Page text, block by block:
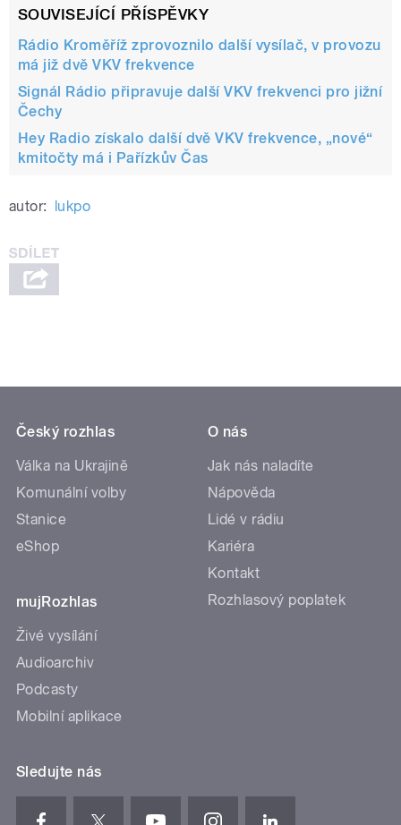
SOUVISEJÍCÍ PŘÍSPĚVKY
Rádio Kroměříž zprovoznilo další vysílač, v provozu
má již dvě VKV frekvence
Signál Rádio připravuje další VKV frekvenci pro jižní
Čechy
Hey Radio získalo další dvě VKV frekvence, „nové“
kmitočty má i Pařízkův Čas
autor: lukpo
Český rozhlas
Válka na Ukrajině
Komunální volby
Stanice
eShop
mujRozhlas
Živé vysílání
Audioarchiv
Podcasty
Mobilní aplikace
O nás
Jak nás naladíte
Nápověda
Lidé v rádiu
Kariéra
Kontakt
Rozhlasový poplatek
Sledujte nás